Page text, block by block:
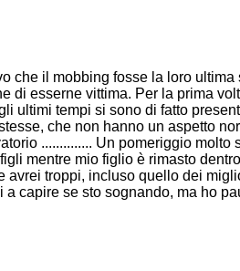
che il mobbing fosse la loro
di esserne vittima. Per la prima
ultimi tempi si sono di fatto
che non hanno un aspetto
.............. Un pomeriggio
mentre mio figlio è rimasto
troppi, incluso quello dei
capire se sto sognando, ma ho